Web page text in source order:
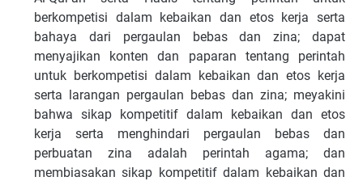
berkompetisi dalam kebaikan dan etos kerja serta
bahaya dari pergaulan bebas dan zina; dapat
menyajikan konten dan paparan tentang perintah
untuk berkompetisi dalam kebaikan dan etos kerja
serta larangan pergaulan bebas dan zina; meyakini
bahwa sikap kompetitif dalam kebaikan dan etos
kerja serta menghindari pergaulan bebas dan
perbuatan zina adalah perintah agama; dan
membiasakan sikap kompetitif dalam kebaikan dan